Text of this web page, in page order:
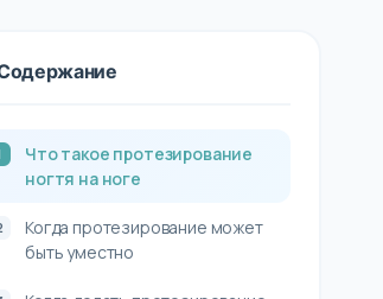
Что такое протезирование
ногтя на ноге
Когда протезирование может
быть уместно